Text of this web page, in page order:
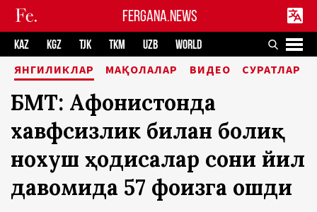
FERGANA.NEWS
KAZ KGZ TJK TKM UZB WORLD
ЯНГИЛИКЛАР МАҚОЛАЛАР ВИДЕО СУРАТЛАР
БМТ: Афғонистонда
хавфсизлик билан боғлиқ
нохуш ҳодисалар сони йил
давомида 57 фоизга ошди